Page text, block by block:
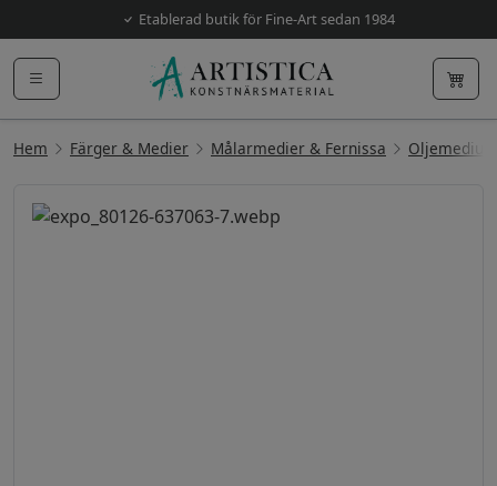
Etablerad butik för Fine-Art sedan 1984
Hem Färger & Medier Målarmedier & Fernissa Oljemedium